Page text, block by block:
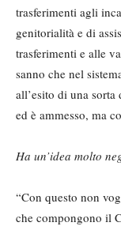
trasferimenti agli
genitorialità e di
trasferimenti e alle
sanno che nel
all’esito di una
ed è ammesso, ma
Ha un’idea molto
“Con questo non
che compongono il